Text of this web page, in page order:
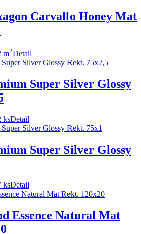
Carvallo Honey Mat
m2Detail
Super Silver Glossy
ksDetail
Super Silver Glossy
ksDetail
Essence Natural Mat